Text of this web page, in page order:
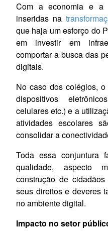
Com a economia e a
inseridas na
que haja um esforço do
em investir em
comportar a busca das
digitais.
No caso dos colégios,
dispositivos
celulares etc.) e a
atividades escolares
consolidar a
Toda essa conjuntura
qualidade, aspecto
construção de
seus direitos e deveres
no ambiente digital.
Impacto no setor